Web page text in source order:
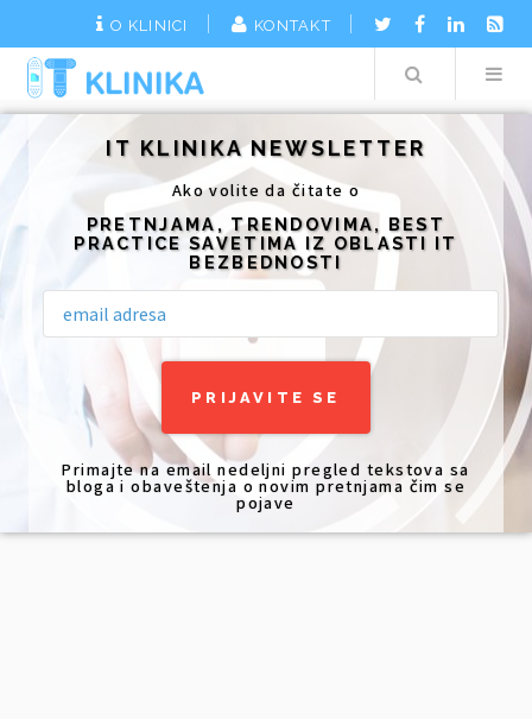
O KLINICI KONTAKT
Search
IT KLINIKA NEWSLETTER
Ako volite da čitate o
PRETNJAMA, TRENDOVIMA, BEST
PRACTICE SAVETIMA IZ OBLASTI IT
BEZBEDNOSTI
Primajte na email nedeljni pregled tekstova sa
bloga i obaveštenja o novim pretnjama čim se
pojave